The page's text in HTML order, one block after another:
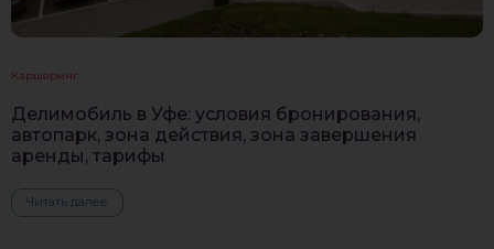
Каршеринг
Делимобиль в Уфе: условия бронирования,
автопарк, зона действия, зона завершения
аренды, тарифы
Читать далее